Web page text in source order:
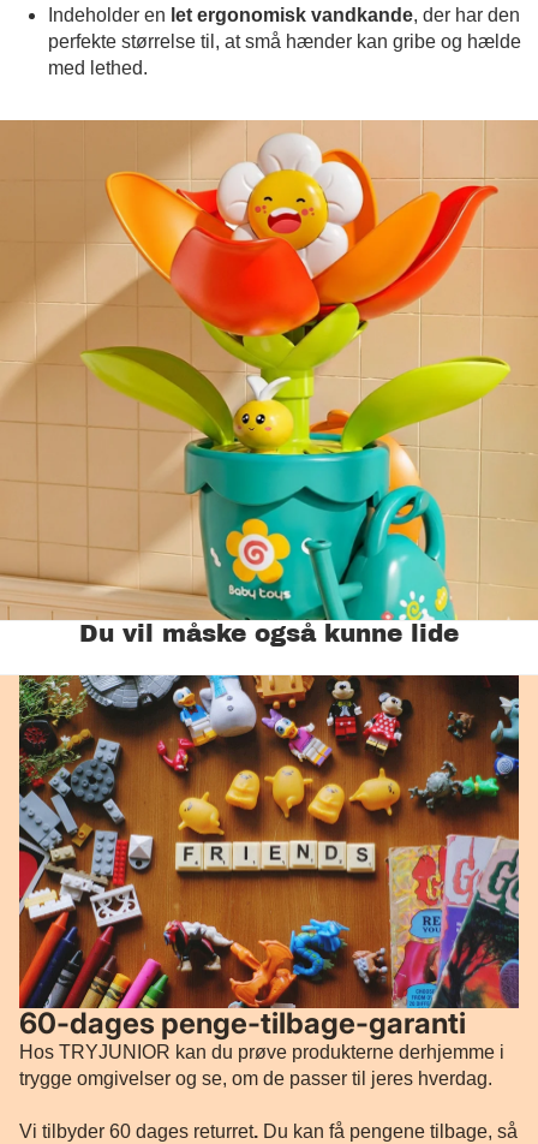
Indeholder en let ergonomisk vandkande, der har den
perfekte størrelse til, at små hænder kan gribe og hælde
med lethed.
Du vil måske også kunne lide
60-dages penge-tilbage-garanti
Hos TRYJUNIOR kan du prøve produkterne derhjemme i
trygge omgivelser og se, om de passer til jeres hverdag.
Vi tilbyder 60 dages returret. Du kan få pengene tilbage, så